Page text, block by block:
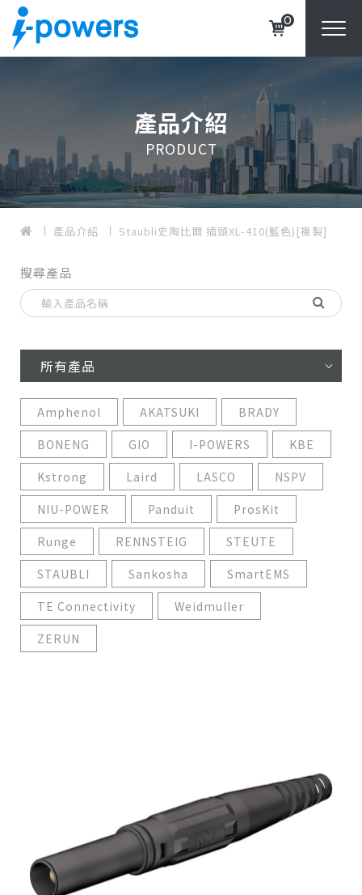
0
產品介紹
PRODUCT
產品介紹 Staubli史陶比爾 插頭XL-410(藍色)[複製]
搜尋產品
所有產品
Amphenol AKATSUKI
BRADY
BONENG
GIO I-POWERS
KBE
Kstrong
Laird LASCO
NSPV
NIU-POWER
Panduit
ProsKit
Runge
RENNSTEIG
STEUTE
STAUBLI
Sankosha
SmartEMS
TE Connectivity
Weidmuller
ZERUN